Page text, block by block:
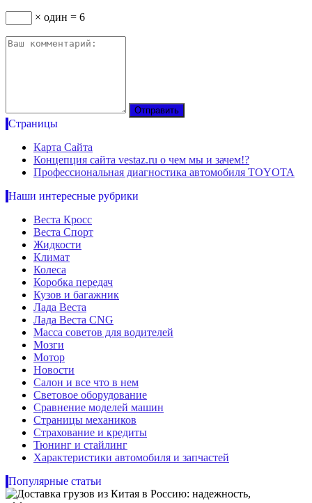
× один = 6
Страницы
Карта Сайта
Концепция сайта vestaz.ru о чем мы и зачем!?
Профессиональная диагностика автомобиля TOYOTA
Наши интересные рубрики
Веста Кросс
Веста Спорт
Жидкости
Климат
Колеса
Коробка передач
Кузов и багажник
Лада Веста
Лада Веста CNG
Масса советов для водителей
Мозги
Мотор
Новости
Салон и все что в нем
Световое оборудование
Сравнение моделей машин
Страницы механиков
Страхование и кредиты
Тюнинг и стайлинг
Характеристики автомобиля и запчастей
Популярные статьи